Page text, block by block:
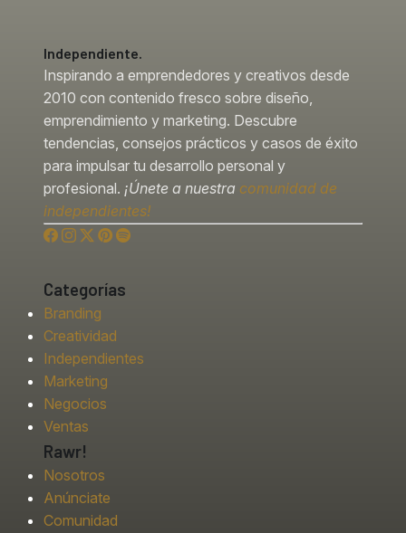
Independiente.
Inspirando a emprendedores y creativos desde
2010 con contenido fresco sobre diseño,
emprendimiento y marketing. Descubre
tendencias, consejos prácticos y casos de éxito
para impulsar tu desarrollo personal y
profesional. ¡Únete a nuestra comunidad de
independientes!
Categorías
Branding
Creatividad
Independientes
Marketing
Negocios
Ventas
Rawr!
Nosotros
Anúnciate
Comunidad